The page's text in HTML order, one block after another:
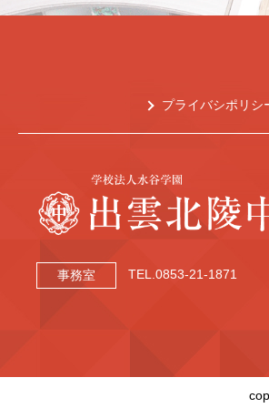
プライバシポリシ
事務室 TEL.0853-21-1871